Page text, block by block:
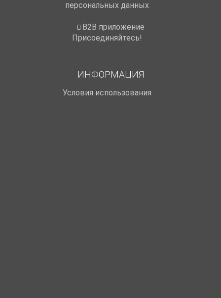
персональных данных
B2B приложение
Присоединяйтесь!
ИНФОРМАЦИЯ
Условия использования